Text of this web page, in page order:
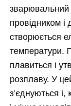
зварювальний
провідником
створюється
температури.
плавиться і
розплаву. У
з’єднуються